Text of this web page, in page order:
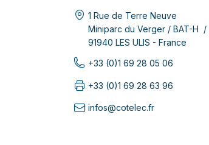
1 Rue de Terre Neuve
Miniparc du Verger / BAT-H /
91940 LES ULIS - France
+33 (0)1 69 28 05 06
+33 (0)1 69 28 63 96
infos@cotelec.fr